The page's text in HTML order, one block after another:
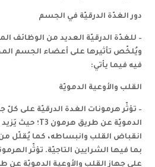
دور الغدّة الدرقيّة في الجسم
– للغدّة الدرقيّة العديد من الوظائف
ويُلخّص تأثيرها على أعضاء الجسم
فيه فيما يأتي:
القلب والأوعية الدمويّة
– تؤثّر هرمونات الغدة الدرقيّة على كلّ
الدمويّة عن طريق هرمون T3 ؛ حيث
انقباض القلب وانبساطه، كما يُقلّل من
بما فيها الشرايين التاجيّة. تؤثّر
على جهاز القلب والأوعية الدمويّة عن